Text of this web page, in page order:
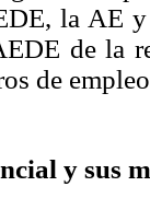
la AE
de la
de
y sus